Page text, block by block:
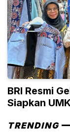
BRI Resmi
Siapkan
TRENDING